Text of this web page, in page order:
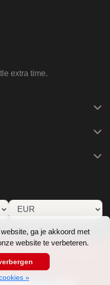
ga je akkoord met
website te verbeteren.
»
extra time.
- Theme by
Lightspeed